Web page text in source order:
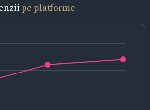
pe platforme